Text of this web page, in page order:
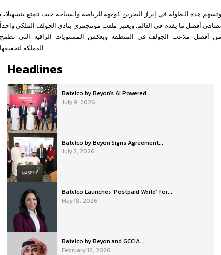
وتسهم هذه البطولة في إبراز البحرين كوجهة للرياضة والسياحة حيث تتمتع بتسهيلات
تضاهي أفضل ما يقدم في العالم. ويعتبر ملعب مونتجمري بنادي الجولف الملكي واحداً
من أفضل ملاعب الجولف في المنطقة ويعكس المستويات الراقية التي تطمح
المملكة لتحقيقها
Headlines
Batelco by Beyon’s AI Powered...
July 9, 2026
Batelco by Beyon Signs Agreement...
July 2, 2026
Batelco Launches ‘Postpaid World’ for...
May 18, 2026
Batelco by Beyon and GCCIA...
February 12, 2026